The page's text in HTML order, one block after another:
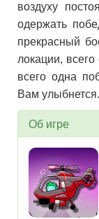
воздуху
одержать
прекрасный
локации,
всего одна
Вам улыбнется.
Об игре